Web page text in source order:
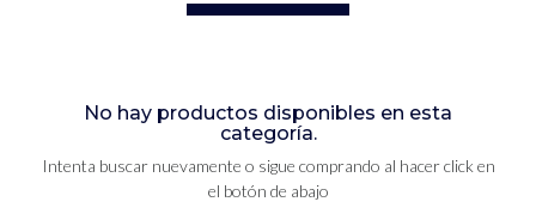
No hay productos disponibles en esta
categoría.
Intenta buscar nuevamente o sigue comprando al hacer click en
el botón de abajo